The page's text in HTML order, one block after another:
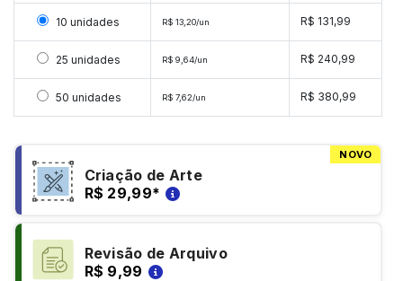
Selecionar 10 unidades
10 unidades R$ 13,20/un R$ 131,99
Selecionar 25 unidades
25 unidades R$ 9,64/un R$ 240,99
Selecionar 50 unidades
50 unidades R$ 7,62/un R$ 380,99
NOVO
Criação de Arte
R$ 29,99*
Revisão de Arquivo
R$ 9,99